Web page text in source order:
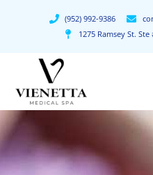
(952) 992-9386
1275 Ramsey St.